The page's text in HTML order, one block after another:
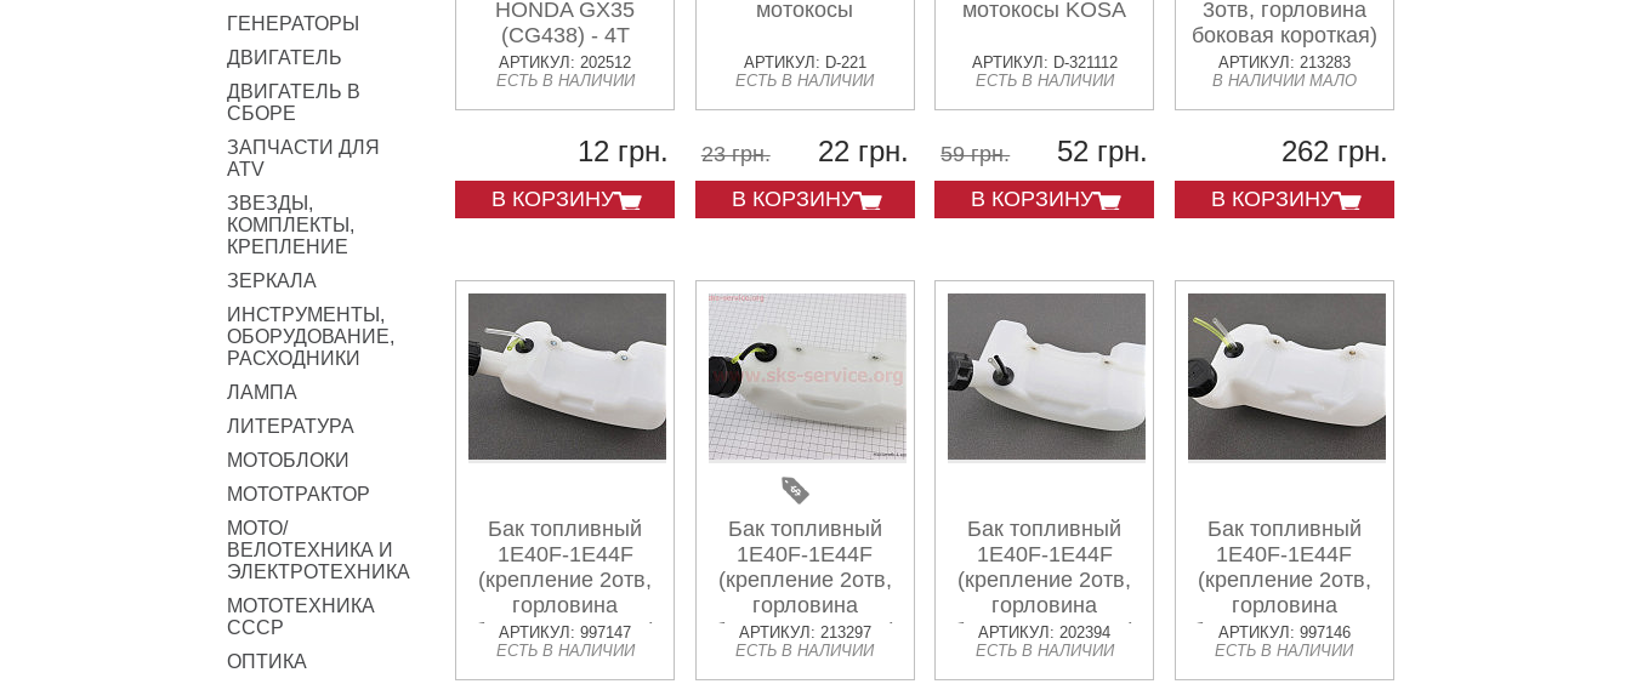
ГЕНЕРАТОРЫ
ДВИГАТЕЛЬ
ДВИГАТЕЛЬ В
СБОРЕ
ЗАПЧАСТИ ДЛЯ
ATV
ЗВЕЗДЫ,
КОМПЛЕКТЫ,
КРЕПЛЕНИЕ
ЗЕРКАЛА
ИНСТРУМЕНТЫ,
ОБОРУДОВАНИЕ,
РАСХОДНИКИ
ЛАМПА
ЛИТЕРАТУРА
МОТОБЛОКИ
МОТОТРАКТОР
МОТО/
ВЕЛОТЕХНИКА И
ЭЛЕКТРОТЕХНИКА
МОТОТЕХНИКА
СССР
ОПТИКА
HONDA GX35
(CG438) - 4Т
АРТИКУЛ: 202512
ЕСТЬ В НАЛИЧИИ
12 грн.
В КОРЗИНУ
мотокосы
АРТИКУЛ: D-221
ЕСТЬ В НАЛИЧИИ
23 грн. 22 грн.
В КОРЗИНУ
мотокосы KOSA
АРТИКУЛ: D-321112
ЕСТЬ В НАЛИЧИИ
59 грн. 52 грн.
В КОРЗИНУ
3отв, горловина
боковая короткая)
АРТИКУЛ: 213283
В НАЛИЧИИ МАЛО
262 грн.
В КОРЗИНУ
Бак топливный
1E40F-1E44F
(крепление 2отв,
горловина
боковая длинная)
АРТИКУЛ: 997147
ЕСТЬ В НАЛИЧИИ
Бак топливный
1E40F-1E44F
(крепление 2отв,
горловина
боковая длинная)
АРТИКУЛ: 213297
ЕСТЬ В НАЛИЧИИ
Бак топливный
1E40F-1E44F
(крепление 2отв,
горловина
боковая длинная)
АРТИКУЛ: 202394
ЕСТЬ В НАЛИЧИИ
Бак топливный
1E40F-1E44F
(крепление 2отв,
горловина
боковая короткая,
L-24см)
АРТИКУЛ: 997146
ЕСТЬ В НАЛИЧИИ